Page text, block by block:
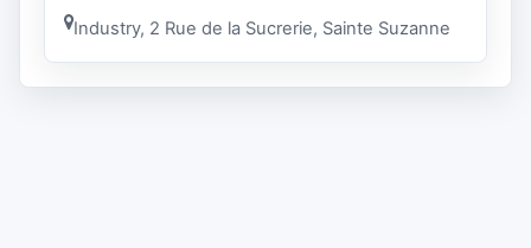
Industry, 2 Rue de la Sucrerie, Sainte Suzanne